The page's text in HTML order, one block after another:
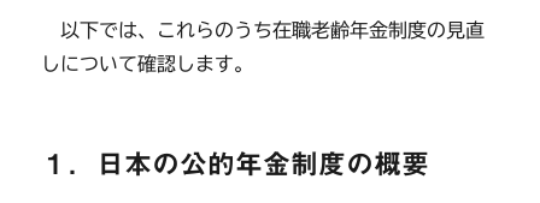
以下では、これらのうち在職老齢年金制度の見直
しについて確認します。
１．日本の公的年金制度の概要